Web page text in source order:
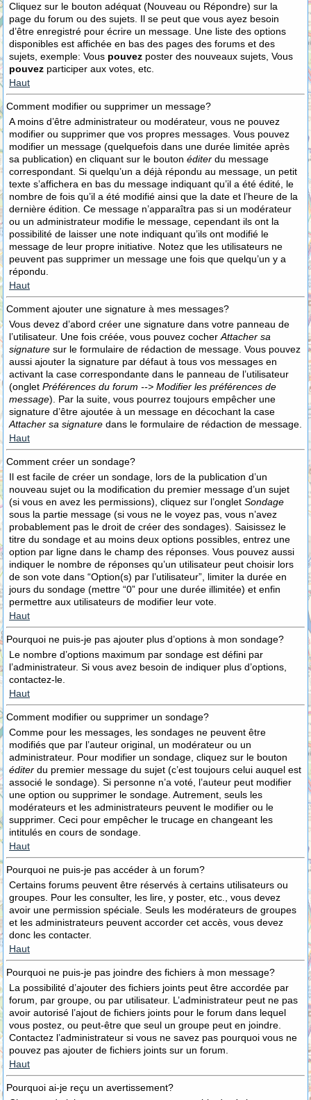
Cliquez sur le bouton adéquat (Nouveau ou Répondre) sur la
page du forum ou des sujets. Il se peut que vous ayez besoin
d’être enregistré pour écrire un message. Une liste des options
disponibles est affichée en bas des pages des forums et des
sujets, exemple: Vous pouvez poster des nouveaux sujets, Vous
pouvez participer aux votes, etc.
Haut
Comment modifier ou supprimer un message?
A moins d’être administrateur ou modérateur, vous ne pouvez
modifier ou supprimer que vos propres messages. Vous pouvez
modifier un message (quelquefois dans une durée limitée après
sa publication) en cliquant sur le bouton éditer du message
correspondant. Si quelqu’un a déjà répondu au message, un petit
texte s’affichera en bas du message indiquant qu’il a été édité, le
nombre de fois qu’il a été modifié ainsi que la date et l’heure de la
dernière édition. Ce message n’apparaîtra pas si un modérateur
ou un administrateur modifie le message, cependant ils ont la
possibilité de laisser une note indiquant qu’ils ont modifié le
message de leur propre initiative. Notez que les utilisateurs ne
peuvent pas supprimer un message une fois que quelqu’un y a
répondu.
Haut
Comment ajouter une signature à mes messages?
Vous devez d’abord créer une signature dans votre panneau de
l’utilisateur. Une fois créée, vous pouvez cocher Attacher sa
signature sur le formulaire de rédaction de message. Vous pouvez
aussi ajouter la signature par défaut à tous vos messages en
activant la case correspondante dans le panneau de l’utilisateur
(onglet Préférences du forum --> Modifier les préférences de
message). Par la suite, vous pourrez toujours empêcher une
signature d’être ajoutée à un message en décochant la case
Attacher sa signature dans le formulaire de rédaction de message.
Haut
Comment créer un sondage?
Il est facile de créer un sondage, lors de la publication d’un
nouveau sujet ou la modification du premier message d’un sujet
(si vous en avez les permissions), cliquez sur l’onglet Sondage
sous la partie message (si vous ne le voyez pas, vous n’avez
probablement pas le droit de créer des sondages). Saisissez le
titre du sondage et au moins deux options possibles, entrez une
option par ligne dans le champ des réponses. Vous pouvez aussi
indiquer le nombre de réponses qu’un utilisateur peut choisir lors
de son vote dans “Option(s) par l’utilisateur”, limiter la durée en
jours du sondage (mettre “0” pour une durée illimitée) et enfin
permettre aux utilisateurs de modifier leur vote.
Haut
Pourquoi ne puis-je pas ajouter plus d’options à mon sondage?
Le nombre d’options maximum par sondage est défini par
l’administrateur. Si vous avez besoin de indiquer plus d’options,
contactez-le.
Haut
Comment modifier ou supprimer un sondage?
Comme pour les messages, les sondages ne peuvent être
modifiés que par l’auteur original, un modérateur ou un
administrateur. Pour modifier un sondage, cliquez sur le bouton
éditer du premier message du sujet (c’est toujours celui auquel est
associé le sondage). Si personne n’a voté, l’auteur peut modifier
une option ou supprimer le sondage. Autrement, seuls les
modérateurs et les administrateurs peuvent le modifier ou le
supprimer. Ceci pour empêcher le trucage en changeant les
intitulés en cours de sondage.
Haut
Pourquoi ne puis-je pas accéder à un forum?
Certains forums peuvent être réservés à certains utilisateurs ou
groupes. Pour les consulter, les lire, y poster, etc., vous devez
avoir une permission spéciale. Seuls les modérateurs de groupes
et les administrateurs peuvent accorder cet accès, vous devez
donc les contacter.
Haut
Pourquoi ne puis-je pas joindre des fichiers à mon message?
La possibilité d’ajouter des fichiers joints peut être accordée par
forum, par groupe, ou par utilisateur. L’administrateur peut ne pas
avoir autorisé l’ajout de fichiers joints pour le forum dans lequel
vous postez, ou peut-être que seul un groupe peut en joindre.
Contactez l’administrateur si vous ne savez pas pourquoi vous ne
pouvez pas ajouter de fichiers joints sur un forum.
Haut
Pourquoi ai-je reçu un avertissement?